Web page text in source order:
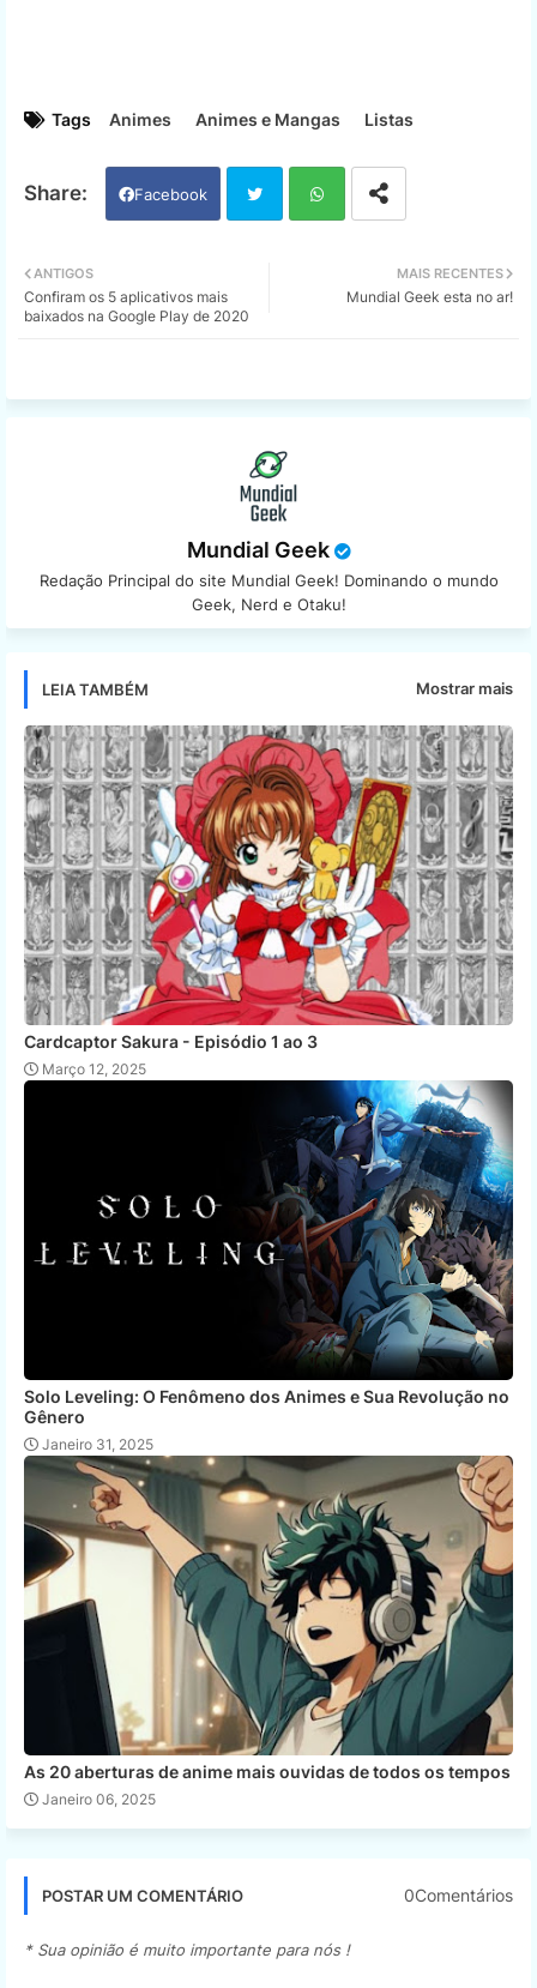
Tags Animes Animes e Mangas Listas
Facebook
MAIS RECENTES
Mundial Geek esta no ar!
ANTIGOS
Confiram os 5 aplicativos mais
baixados na Google Play de 2020
Mundial Geek
Redação Principal do site Mundial Geek! Dominando o mundo
Geek, Nerd e Otaku!
LEIA TAMBÉM Mostrar mais
Cardcaptor Sakura - Episódio 1 ao 3
Março 12, 2025
Solo Leveling: O Fenômeno dos Animes e Sua Revolução no
Gênero
Janeiro 31, 2025
As 20 aberturas de anime mais ouvidas de todos os tempos
Janeiro 06, 2025
POSTAR UM COMENTÁRIO 0Comentários
* Sua opinião é muito importante para nós !